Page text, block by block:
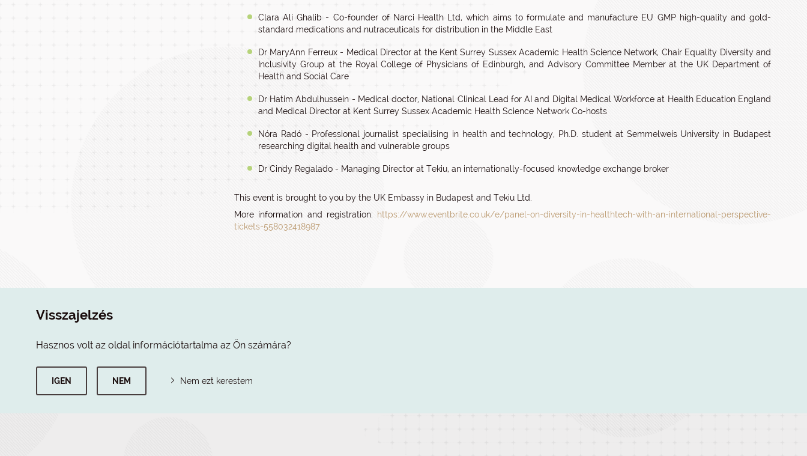
Clara Ali Ghalib - Co-founder of Narci Health Ltd, which aims to formulate and manufacture EU GMP high-quality and gold-
standard medications and nutraceuticals for distribution in the Middle East
Dr MaryAnn Ferreux - Medical Director at the Kent Surrey Sussex Academic Health Science Network, Chair Equality Diversity and
Inclusivity Group at the Royal College of Physicians of Edinburgh, and Advisory Committee Member at the UK Department of
Health and Social Care
Dr Hatim Abdulhussein - Medical doctor, National Clinical Lead for AI and Digital Medical Workforce at Health Education England
and Medical Director at Kent Surrey Sussex Academic Health Science Network Co-hosts
Nóra Radó - Professional journalist specialising in health and technology, Ph.D. student at Semmelweis University in Budapest
researching digital health and vulnerable groups
Dr Cindy Regalado - Managing Director at Tekiu, an internationally-focused knowledge exchange broker
This event is brought to you by the UK Embassy in Budapest and Tekiu Ltd.
More information and registration:
https://www.eventbrite.co.uk/e/panel-on-diversity-in-healthtech-with-an-international-perspective-
tickets-558032418987
Visszajelzés
Hasznos volt az oldal információtartalma az Ön számára?
IGEN NEM Nem ezt kerestem